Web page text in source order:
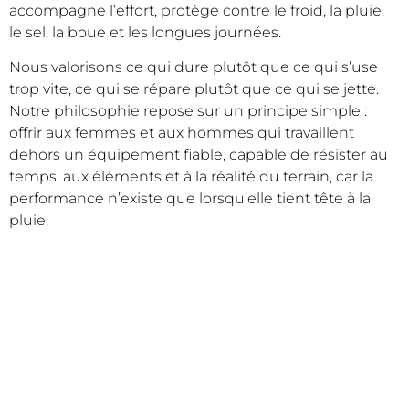
accompagne l’effort, protège contre le froid, la pluie,
le sel, la boue et les longues journées.
Nous valorisons ce qui dure plutôt que ce qui s’use
trop vite, ce qui se répare plutôt que ce qui se jette.
Notre philosophie repose sur un principe simple :
offrir aux femmes et aux hommes qui travaillent
dehors un équipement fiable, capable de résister au
temps, aux éléments et à la réalité du terrain, car la
performance n’existe que lorsqu’elle tient tête à la
pluie.